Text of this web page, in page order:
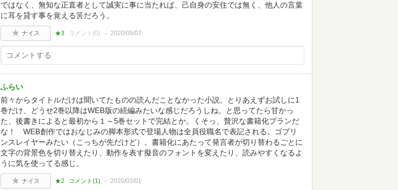
ではなく、無知な正直者として誠実に事に当たれば、己自身の安住では無く、他人の言葉
に耳を貸す事を覚える筈だろう。
ナイス ★3 コメント(0) 2020/05/07
ふらい
前々からタイトルだけは聞いてたものの読んだことなかった小説。とりあえずお試しに1
巻だけ、どうせ2巻以降はWEB版の続編みたいな感じだろうしね。と思ってたら甘かっ
た、後書きによると最初から１～5巻セットで完結とか。くそっ、贅沢な書籍化プランだ
な！ WEB創作ではおなじみの脚本形式で登場人物は全員役職名で表記される。ゴブリ
ンスレイヤーみたい（こっちが先だけど）。書籍化にあたって発言者が切り替わるごとに
文字の背景色を切り替えたり、動作を表す擬音のフォントを変えたり、読みやすくなるよ
うに気を使ってる感じ。
ナイス ★2 コメント(1) 2020/03/01